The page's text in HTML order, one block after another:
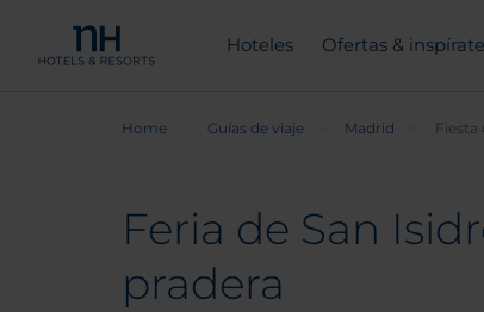
Hoteles Ofertas & inspírate
Home Guías de viaje Madrid
Feria de San
pradera